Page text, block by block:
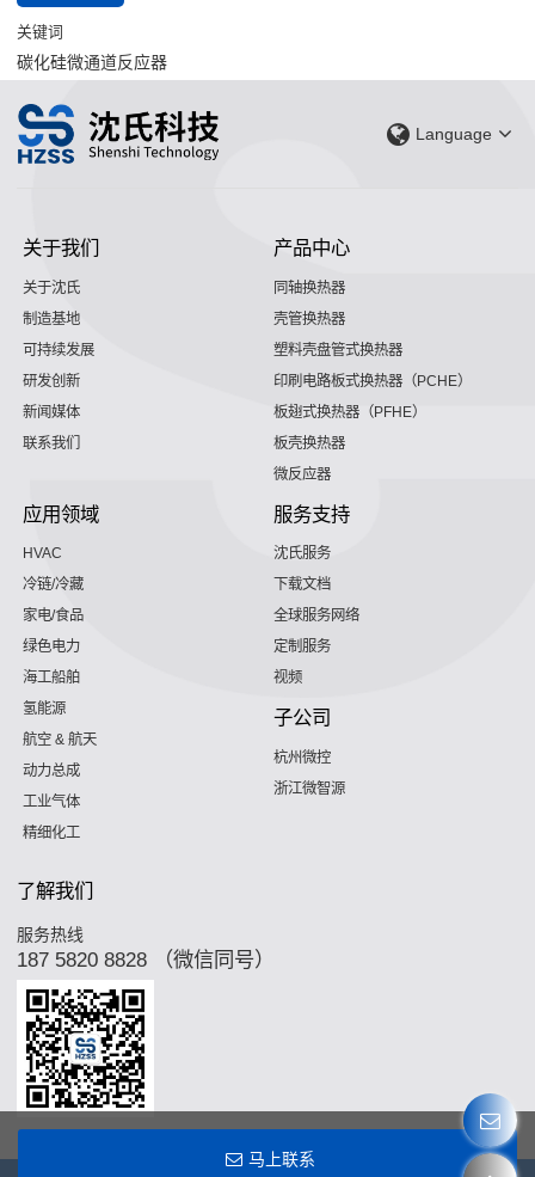
马上联系
关键词
碳化硅微通道反应器
Language
关于我们
关于沈氏
制造基地
可持续发展
研发创新
新闻媒体
联系我们
产品中心
同轴换热器
壳管换热器
塑料壳盘管式换热器
印刷电路板式换热器（PCHE）
板翅式换热器（PFHE）
板壳换热器
微反应器
应用领域
HVAC
冷链/冷藏
家电/食品
绿色电力
海工船舶
氢能源
航空 & 航天
动力总成
工业气体
精细化工
服务支持
沈氏服务
下载文档
全球服务网络
定制服务
视频
子公司
杭州微控
浙江微智源
了解我们
服务热线
187 5820 8828 （微信同号）